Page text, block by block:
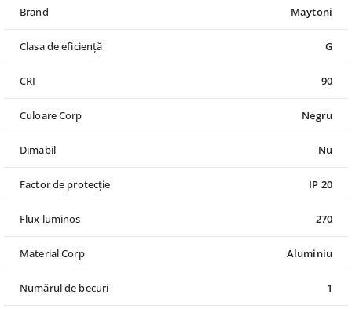
Brand Maytoni
Clasa de eficiență G
CRI 90
Culoare Corp Negru
Dimabil Nu
Factor de protecție IP 20
Flux luminos 270
Material Corp Aluminiu
Numărul de becuri 1